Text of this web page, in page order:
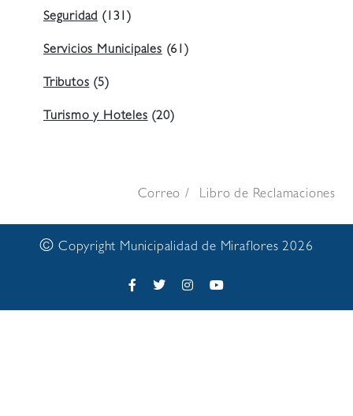
Seguridad (131)
Servicios Municipales (61)
Tributos (5)
Turismo y Hoteles (20)
Correo Libro de Reclamaciones
© Copyright Municipalidad de Miraflores 2026